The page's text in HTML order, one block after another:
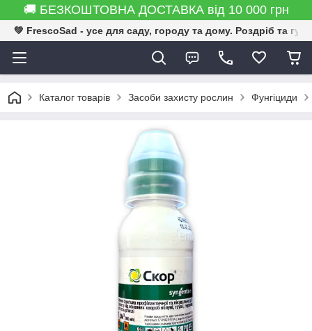
🚚 БЕЗКОШТОВНА ДОСТАВКА від 10 000 грн
💚 FrescoSad - усе для саду, городу та дому. Роздріб та
Каталог товарів Засоби захисту рослин Фунгіциди